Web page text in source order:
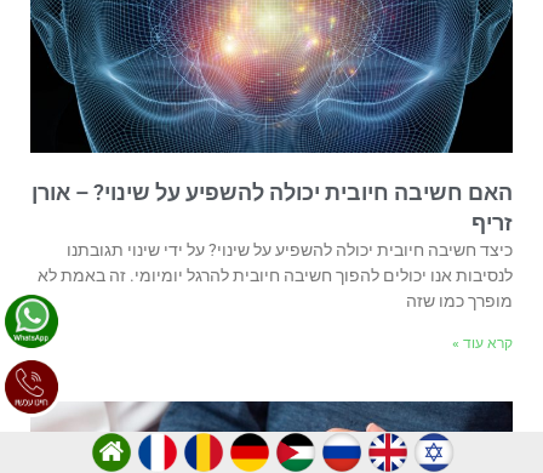
האם חשיבה חיובית יכולה להשפיע על שינוי? – אורן
זריף
כיצד חשיבה חיובית יכולה להשפיע על שינוי? על ידי שינוי תגובתנו
לנסיבות אנו יכולים להפוך חשיבה חיובית להרגל יומיומי. זה באמת לא
מופרך כמו שזה
קרא עוד »